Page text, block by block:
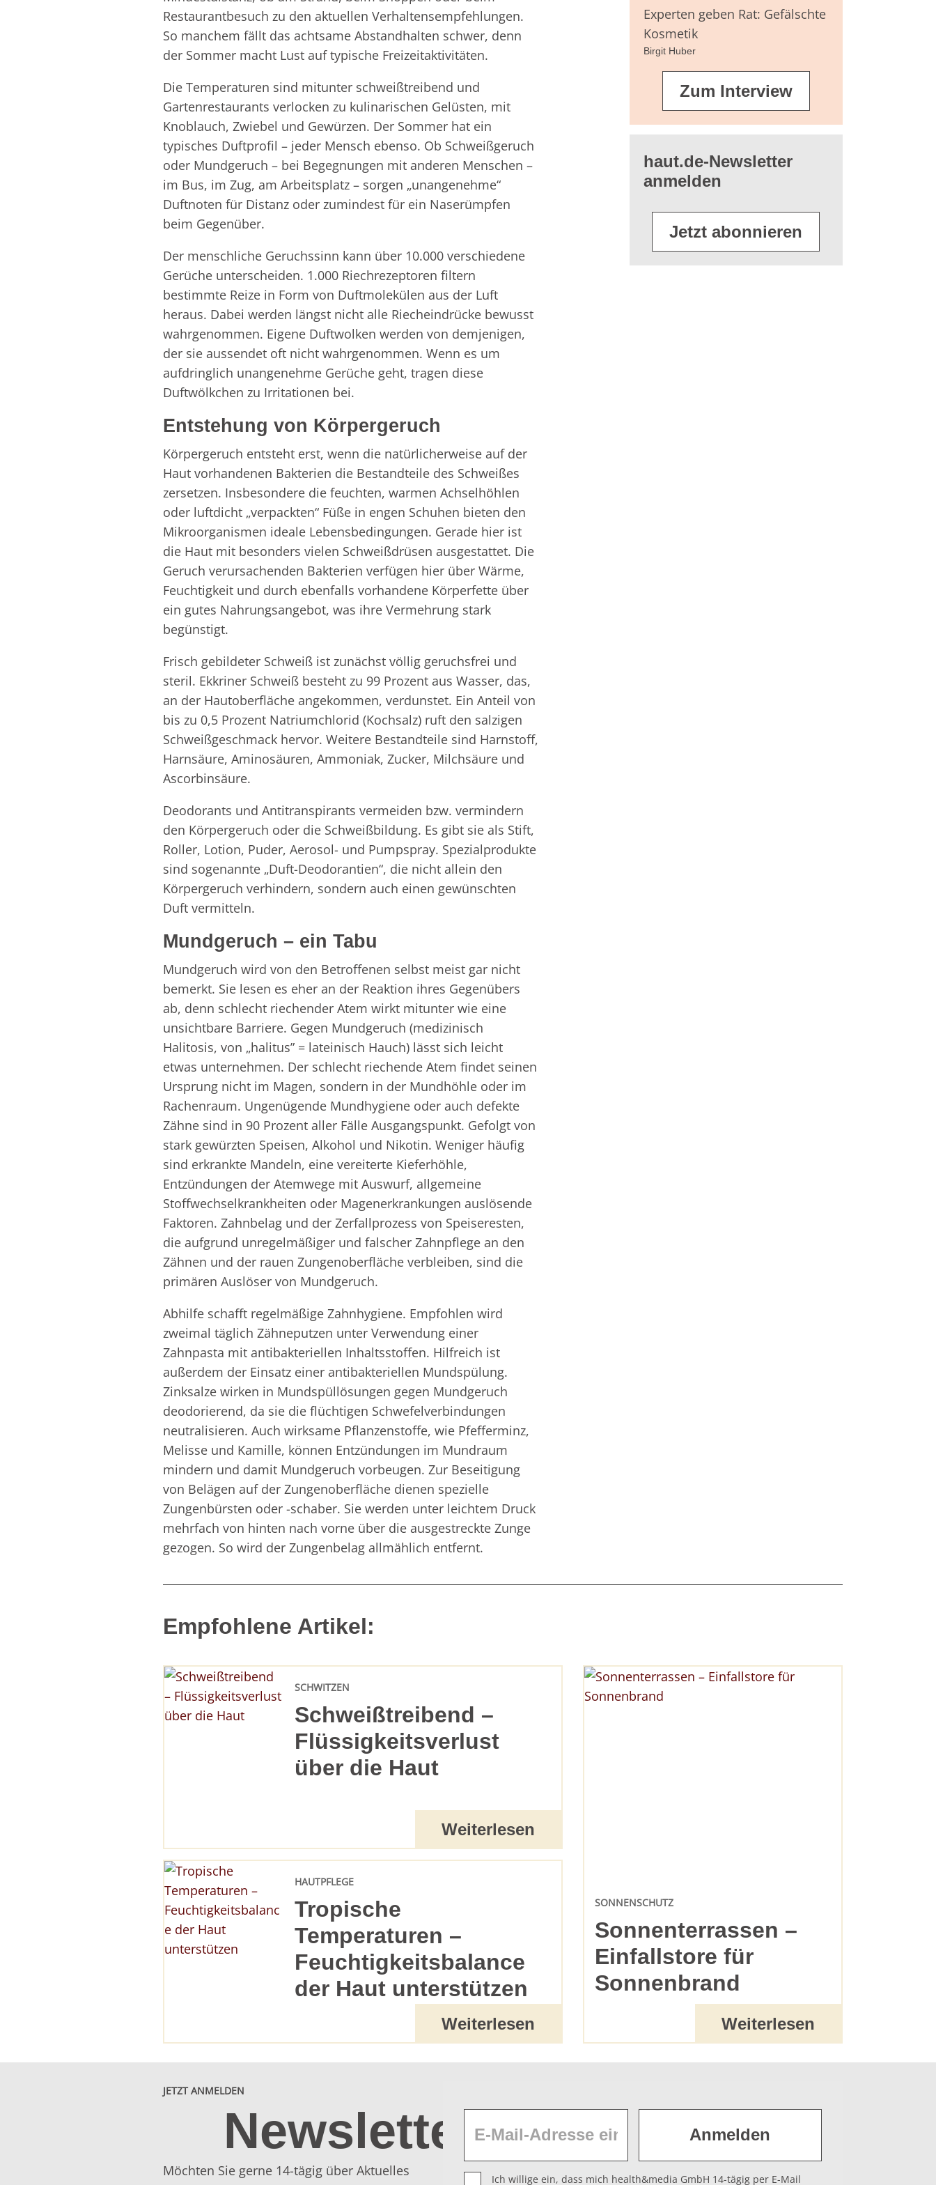
Weitere Inhaltsstoffe
Zahnpflegemitteln
Zahnersatz
Fragen
Duftfamilien Produktsicherheit
Weiterführende
Restaurantbesuch zu den aktuellen Verhaltensempfehlungen.
So manchem fällt das achtsame Abstandhalten schwer, denn
der Sommer macht Lust auf typische Freizeitaktivitäten.
Die Temperaturen sind mitunter schweißtreibend und
Gartenrestaurants verlocken zu kulinarischen Gelüsten, mit
Knoblauch, Zwiebel und Gewürzen. Der Sommer hat ein
typisches Duftprofil – jeder Mensch ebenso. Ob Schweißgeruch
oder Mundgeruch – bei Begegnungen mit anderen Menschen –
im Bus, im Zug, am Arbeitsplatz – sorgen „unangenehme“
Duftnoten für Distanz oder zumindest für ein Naserümpfen
beim Gegenüber.
Der menschliche Geruchssinn kann über 10.000 verschiedene
Gerüche unterscheiden. 1.000 Riechrezeptoren filtern
bestimmte Reize in Form von Duftmolekülen aus der Luft
heraus. Dabei werden längst nicht alle Riecheindrücke bewusst
wahrgenommen. Eigene Duftwolken werden von demjenigen,
der sie aussendet oft nicht wahrgenommen. Wenn es um
aufdringlich unangenehme Gerüche geht, tragen diese
Duftwölkchen zu Irritationen bei.
Entstehung von Körpergeruch
Körpergeruch entsteht erst, wenn die natürlicherweise auf der
Haut vorhandenen Bakterien die Bestandteile des Schweißes
zersetzen. Insbesondere die feuchten, warmen Achselhöhlen
oder luftdicht „verpackten“ Füße in engen Schuhen bieten den
Mikroorganismen ideale Lebensbedingungen. Gerade hier ist
die Haut mit besonders vielen Schweißdrüsen ausgestattet. Die
Geruch verursachenden Bakterien verfügen hier über Wärme,
Feuchtigkeit und durch ebenfalls vorhandene Körperfette über
ein gutes Nahrungsangebot, was ihre Vermehrung stark
begünstigt.
Frisch gebildeter Schweiß ist zunächst völlig geruchsfrei und
steril. Ekkriner Schweiß besteht zu 99 Prozent aus Wasser, das,
an der Hautoberfläche angekommen, verdunstet. Ein Anteil von
bis zu 0,5 Prozent Natriumchlorid (Kochsalz) ruft den salzigen
Schweißgeschmack hervor. Weitere Bestandteile sind Harnstoff,
Harnsäure, Aminosäuren, Ammoniak, Zucker, Milchsäure und
Ascorbinsäure.
Deodorants und Antitranspirants vermeiden bzw. vermindern
den Körpergeruch oder die Schweißbildung. Es gibt sie als Stift,
Roller, Lotion, Puder, Aerosol- und Pumpspray. Spezialprodukte
sind sogenannte „Duft-Deodorantien“, die nicht allein den
Körpergeruch verhindern, sondern auch einen gewünschten
Duft vermitteln.
Mundgeruch – ein Tabu
Mundgeruch wird von den Betroffenen selbst meist gar nicht
bemerkt. Sie lesen es eher an der Reaktion ihres Gegenübers
ab, denn schlecht riechender Atem wirkt mitunter wie eine
unsichtbare Barriere. Gegen Mundgeruch (medizinisch
Halitosis, von „halitus” = lateinisch Hauch) lässt sich leicht
etwas unternehmen. Der schlecht riechende Atem findet seinen
Ursprung nicht im Magen, sondern in der Mundhöhle oder im
Rachenraum. Ungenügende Mundhygiene oder auch defekte
Zähne sind in 90 Prozent aller Fälle Ausgangspunkt. Gefolgt von
stark gewürzten Speisen, Alkohol und Nikotin. Weniger häufig
sind erkrankte Mandeln, eine vereiterte Kieferhöhle,
Entzündungen der Atemwege mit Auswurf, allgemeine
Stoffwechselkrankheiten oder Magenerkrankungen auslösende
Faktoren. Zahnbelag und der Zerfallprozess von Speiseresten,
die aufgrund unregelmäßiger und falscher Zahnpflege an den
Zähnen und der rauen Zungenoberfläche verbleiben, sind die
primären Auslöser von Mundgeruch.
Abhilfe schafft regelmäßige Zahnhygiene. Empfohlen wird
zweimal täglich Zähneputzen unter Verwendung einer
Zahnpasta mit antibakteriellen Inhaltsstoffen. Hilfreich ist
außerdem der Einsatz einer antibakteriellen Mundspülung.
Zinksalze wirken in Mundspüllösungen gegen Mundgeruch
deodorierend, da sie die flüchtigen Schwefelverbindungen
neutralisieren. Auch wirksame Pflanzenstoffe, wie Pfefferminz,
Melisse und Kamille, können Entzündungen im Mundraum
mindern und damit Mundgeruch vorbeugen. Zur Beseitigung
von Belägen auf der Zungenoberfläche dienen spezielle
Zungenbürsten oder -schaber. Sie werden unter leichtem Druck
mehrfach von hinten nach vorne über die ausgestreckte Zunge
gezogen. So wird der Zungenbelag allmählich entfernt.
Experten geben Rat: Gefälschte
Kosmetik
Birgit Huber
Zum Interview
haut.de-Newsletter
anmelden
Jetzt abonnieren
Empfohlene Artikel:
Schweißtreibend –
Flüssigkeitsverlust
über die Haut
SCHWITZEN
Weiterlesen
Tropische
Temperaturen –
Feuchtigkeitsbalance
der Haut unterstützen
HAUTPFLEGE
Weiterlesen
Sonnenterrassen –
Einfallstore für
Sonnenbrand
SONNENSCHUTZ
Weiterlesen
JETZT ANMELDEN
Newsletter
Möchten Sie gerne 14-tägig über Aktuelles
Ich willige ein, dass mich health&media GmbH 14-tägig per E-Mail